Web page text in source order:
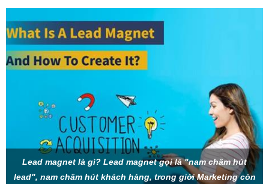
Lead magnet là gì? Lead magnet gọi là "nam châm hút
lead", nam châm hút khách hàng, trong giới Marketing còn